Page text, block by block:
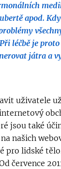
apod.
léčbě je
játra a
uživatele
jsou také
našich
pro lidské
července